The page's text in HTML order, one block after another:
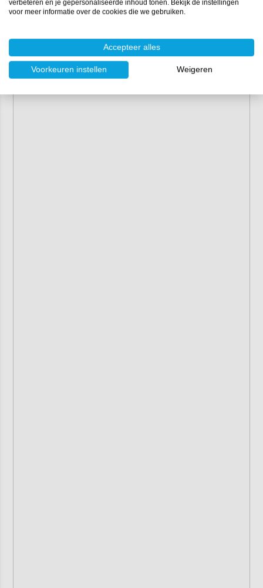
verbeteren en je gepersonaliseerde inhoud tonen. Bekijk de instellingen
voor meer informatie over de cookies die we gebruiken.
Accepteer alles
Voorkeuren instellen Weigeren